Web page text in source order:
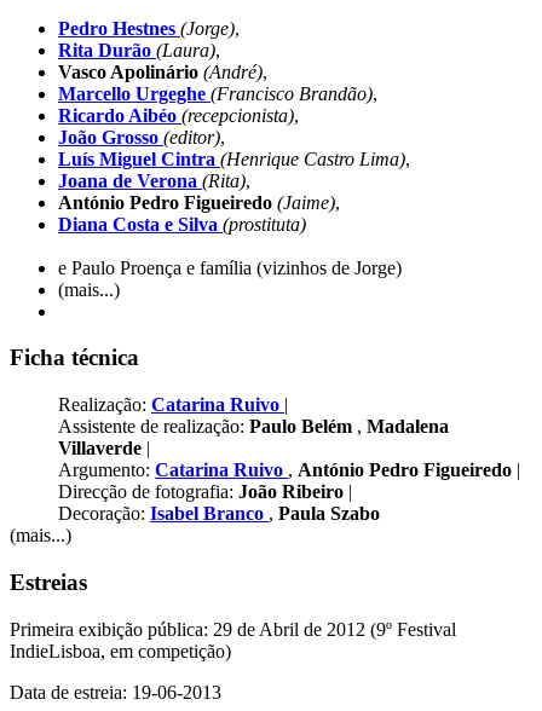
Pedro Hestnes (Jorge),
Rita Durão (Laura),
Vasco Apolinário (André),
Marcello Urgeghe (Francisco Brandão),
Ricardo Aibéo (recepcionista),
João Grosso (editor),
Luís Miguel Cintra (Henrique Castro Lima),
Joana de Verona (Rita),
António Pedro Figueiredo (Jaime),
Diana Costa e Silva (prostituta)
e Paulo Proença e família (vizinhos de Jorge)
(mais...)
Ficha técnica
Realização: Catarina Ruivo |
Assistente de realização: Paulo Belém , Madalena
Villaverde |
Argumento: Catarina Ruivo , António Pedro Figueiredo |
Direcção de fotografia: João Ribeiro |
Decoração: Isabel Branco , Paula Szabo
(mais...)
Estreias
Primeira exibição pública: 29 de Abril de 2012 (9º Festival
IndieLisboa, em competição)
Data de estreia: 19-06-2013